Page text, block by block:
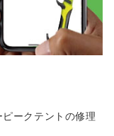
ピークテントの修理